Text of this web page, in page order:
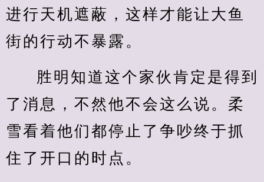
进行天机遮蔽，这样才能让大鱼
街的行动不暴露。
胜明知道这个家伙肯定是得到
了消息，不然他不会这么说。柔
雪看着他们都停止了争吵终于抓
住了开口的时点。